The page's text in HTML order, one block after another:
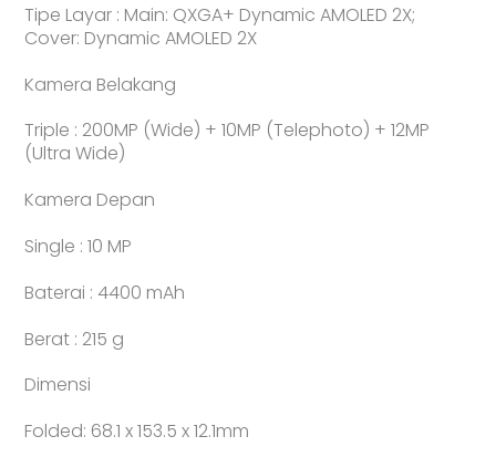
Tipe Layar : Main: QXGA+ Dynamic AMOLED 2X;
Cover: Dynamic AMOLED 2X
Kamera Belakang
Triple : 200MP (Wide) + 10MP (Telephoto) + 12MP
(Ultra Wide)
Kamera Depan
Single : 10 MP
Baterai : 4400 mAh
Berat : 215 g
Dimensi
Folded: 68.1 x 153.5 x 12.1mm